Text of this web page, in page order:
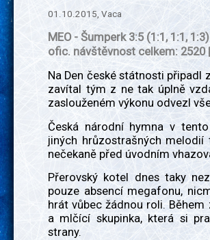
01.10.2015, Vaca
MEO - Šumperk 3:5 (1:1, 1:1, 1:3)
ofic. návštěvnost celkem: 2520
Na Den české státnosti připadl
zavítal tým z ne tak úplně
zaslouženém výkonu odvezl
Česká národní hymna v
jiných hrůzostrašných
nečekaně před úvodním
Přerovský kotel dnes taky
pouze absencí megafonu,
hrát vůbec žádnou roli.
a mlčící skupinka, která si
strany.